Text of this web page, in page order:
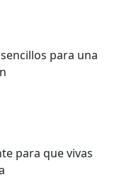
para una
para que vivas